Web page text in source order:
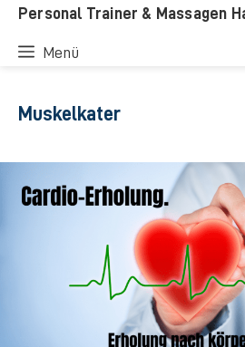
Zum
Inhalt
Personal Trainer & Massagen
Menü
Muskelkater